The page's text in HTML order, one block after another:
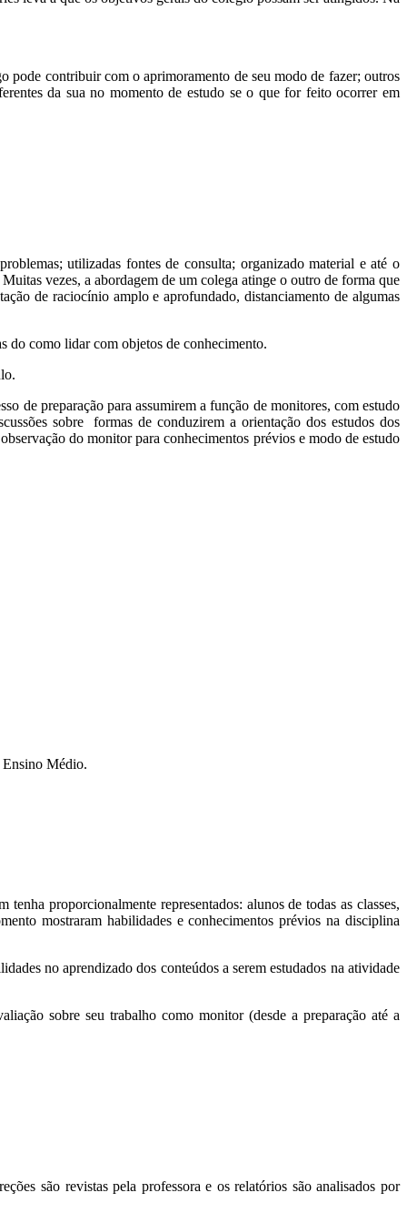
pode contribuir com o aprimoramento de seu modo de fazer; outros
da sua no momento de estudo se o que for feito ocorrer em
utilizadas fontes de consulta; organizado material e até o
vezes, a abordagem de um colega atinge o outro de forma que
de raciocínio amplo e aprofundado, distanciamento de algumas
do como lidar com objetos de conhecimento.
de preparação para assumirem a função de monitores, com estudo
sobre formas de conduzirem a orientação dos estudos dos
do monitor para conhecimentos prévios e modo de estudo
Ensino Médio.
proporcionalmente representados: alunos de todas as classes,
mostraram habilidades e conhecimentos prévios na disciplina
no aprendizado dos conteúdos a serem estudados na atividade
sobre seu trabalho como monitor (desde a preparação até a
são revistas pela professora e os relatórios são analisados por